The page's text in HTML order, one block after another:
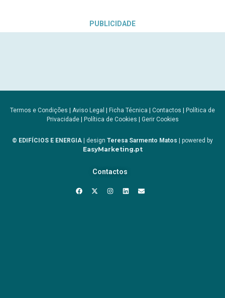
PUBLICIDADE
Termos e Condições | Aviso Legal | Ficha Técnica | Contactos | Política de
Privacidade| Política de Cookies | Gerir Cookies
© EDIFÍCIOS E ENERGIA | design Teresa Sarmento Matos | powered by
EasyMarketing.pt
Contactos